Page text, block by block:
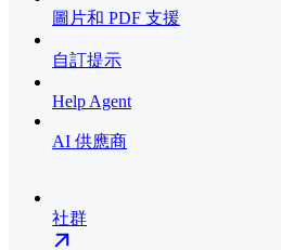
圖片和 PDF 支援
自訂提示
Help Agent
AI 供應商
社群